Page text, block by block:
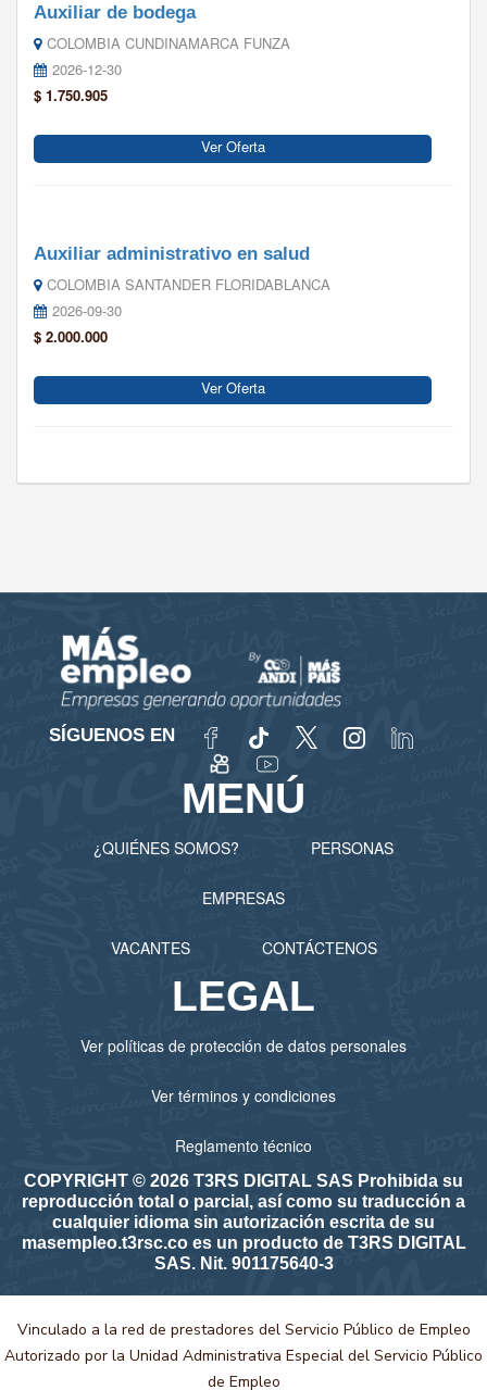
Auxiliar de bodega
COLOMBIA CUNDINAMARCA FUNZA
2026-12-30
$ 1.750.905
Ver Oferta
Auxiliar administrativo en salud
COLOMBIA SANTANDER FLORIDABLANCA
2026-09-30
$ 2.000.000
Ver Oferta
SÍGUENOS EN
MENÚ
¿QUIÉNES SOMOS? PERSONAS
EMPRESAS
VACANTES CONTÁCTENOS
LEGAL
Ver políticas de protección de datos personales
Ver términos y condiciones
Reglamento técnico
COPYRIGHT © 2026 T3RS DIGITAL SAS Prohibida su
reproducción total o parcial, así como su traducción a
cualquier idioma sin autorización escrita de su
masempleo.t3rsc.co es un producto de T3RS DIGITAL
SAS. Nit. 901175640-3
Vinculado a la red de prestadores del Servicio Público de Empleo
Autorizado por la Unidad Administrativa Especial del Servicio Público
de Empleo